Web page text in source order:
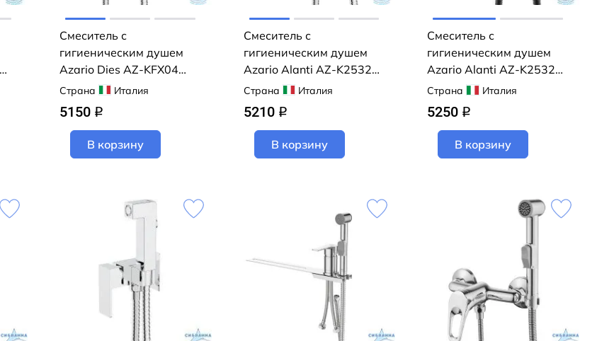
Смеситель с
гигиеническим душем
Azario Dies AZ-KFX04
(хром)
Страна Италия
5150 q
В корзину
Смеситель с
гигиеническим душем
Azario Alanti AZ-K2532
(хром)
Страна Италия
5210 q
В корзину
Смеситель с
гигиеническим душем
Azario Alanti AZ-K2532B
(черный матовый)
Страна Италия
5250 q
В корзину